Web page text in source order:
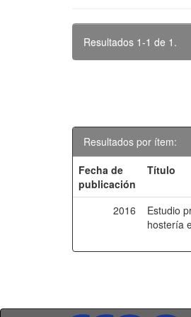
Resultados 1-1 de 1.
Resultados por ítem:
Fecha de
publicación
Título
2016
Estudio
hostería